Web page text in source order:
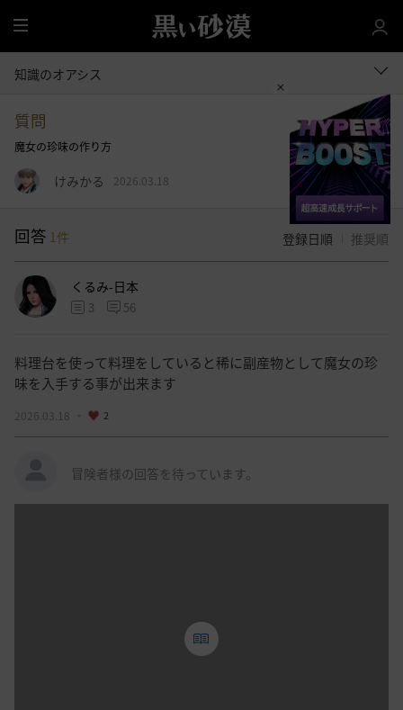
全
体
知識のオアシス
質問
魔女の珍味の作り方
けみかる 2026.03.18
回答 1件 登録日順 推奨順
くるみ-日本
3 56
料理台を使って料理をしていると稀に副産物として魔女の珍
味を入手する事が出来ます
2026.03.18 2
ロ
グ
冒険者様の回答を待っています。